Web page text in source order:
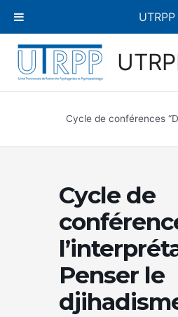
contenu
Cycle de conférences
Cycle de
Penser le
UTRPP